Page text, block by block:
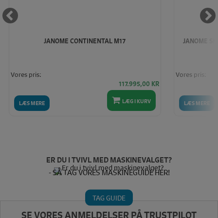
JANOME CONTINENTAL M17
LÆS MERE
Vores pris:
117.995,00 KR
LÆG I KURV
JANOME
LÆS MERE
Vores pris:
ER DU I TVIVL MED MASKINEVALGET?
- SÅ TAG VORES MASKINEGUIDE HER!
TAG GUIDE
SE VORES ANMELDELSER PÅ TRUSTPILOT